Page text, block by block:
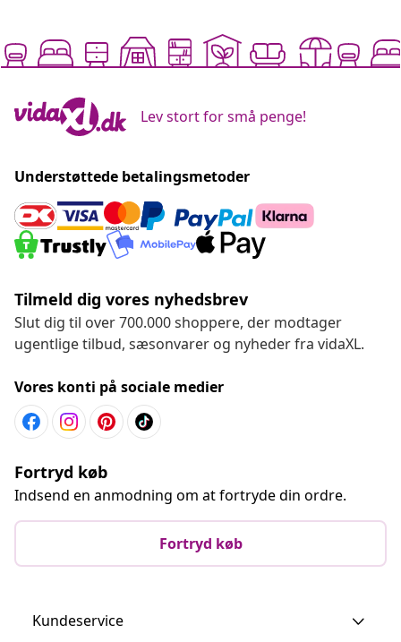
Lev stort for små penge!
Understøttede betalingsmetoder
Tilmeld dig vores nyhedsbrev
Slut dig til over 700.000 shoppere, der modtager
ugentlige tilbud, sæsonvarer og nyheder fra vidaXL.
Vores konti på sociale medier
Fortryd køb
Indsend en anmodning om at fortryde din ordre.
Fortryd køb
Kundeservice